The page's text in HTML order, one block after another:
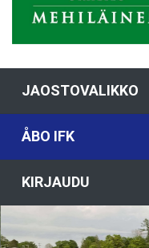
JAOSTOVALIKKO
ÅBO IFK
KIRJAUDU